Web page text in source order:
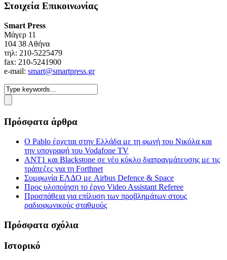
Στοιχεία Επικοινωνίας
Smart Press
Mάγερ 11
104 38 Αθήνα
τηλ: 210-5225479
fax: 210-5241900
e-mail: smart@smartpress.gr
Πρόσφατα άρθρα
Ο Pablo έρχεται στην Ελλάδα με τη φωνή του Νικόλα και
την υπογραφή του Vodafone TV
ΑΝΤ1 και Blackstone σε νέο κύκλο διαπραγμάτευσης με τις
τράπεζες για τη Forthnet
Συμφωνία ΕΛΔΟ με Airbus Defence & Space
Προς υλοποίηση το έργο Video Assistant Referee
Προσπάθεια για επίλυση των προβλημάτων στους
ραδιοφωνικούς σταθμούς
Πρόσφατα σχόλια
Ιστορικό